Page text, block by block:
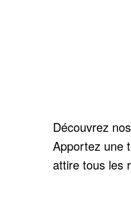
Découvrez
Apportez une
attire tous les